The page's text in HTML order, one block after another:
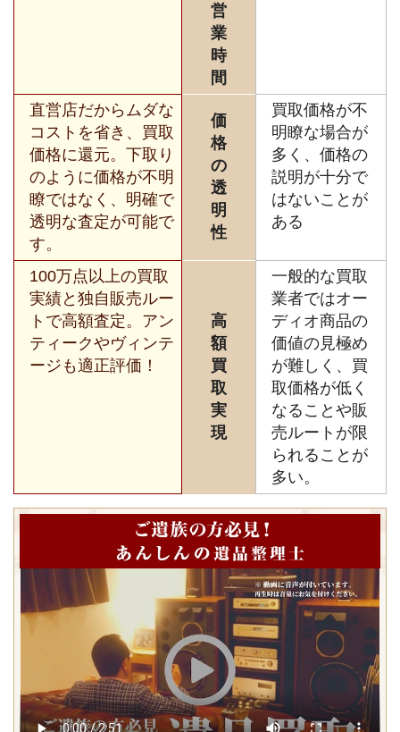
営
業
時
間
直営店だからムダな
コストを省き、買取
価格に還元。下取り
のように価格が不明
瞭ではなく、明確で
透明な査定が可能で
す。
価
格
の
透
明
性
買取価格が不
明瞭な場合が
多く、価格の
説明が十分で
はないことが
ある
100万点以上の買取
実績と独自販売ルー
トで高額査定。アン
ティークやヴィンテ
ージも適正評価！
高
額
買
取
実
現
一般的な買取
業者ではオー
ディオ商品の
価値の見極め
が難しく、買
取価格が低く
なることや販
売ルートが限
られることが
多い。